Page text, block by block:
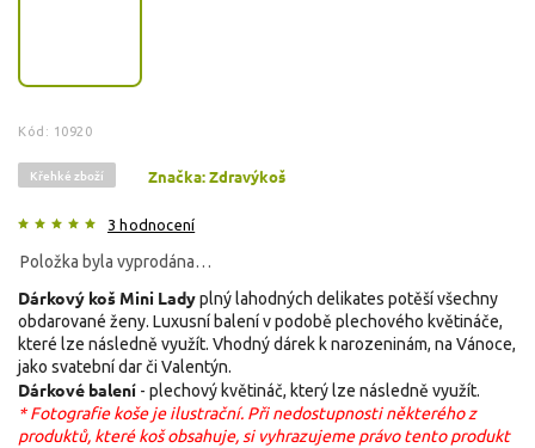
Kód: 10920
Křehké zboží
3 hodnocení
Značka:Zdravýkoš
Položka byla vyprodána…
Dárkový koš Mini Ladyplný lahodných delikates potěší všechny
obdarované ženy. Luxusní balení v podobě plechového květináče,
které lze následně využít. Vhodný dárek k narozeninám, na Vánoce,
jako svatební dar či Valentýn.
Dárkové balení - plechový květináč, který lze následně využít.
* Fotografie koše je ilustrační. Při nedostupnosti některého z
produktů, které koš obsahuje, si vyhrazujeme právo tento produkt